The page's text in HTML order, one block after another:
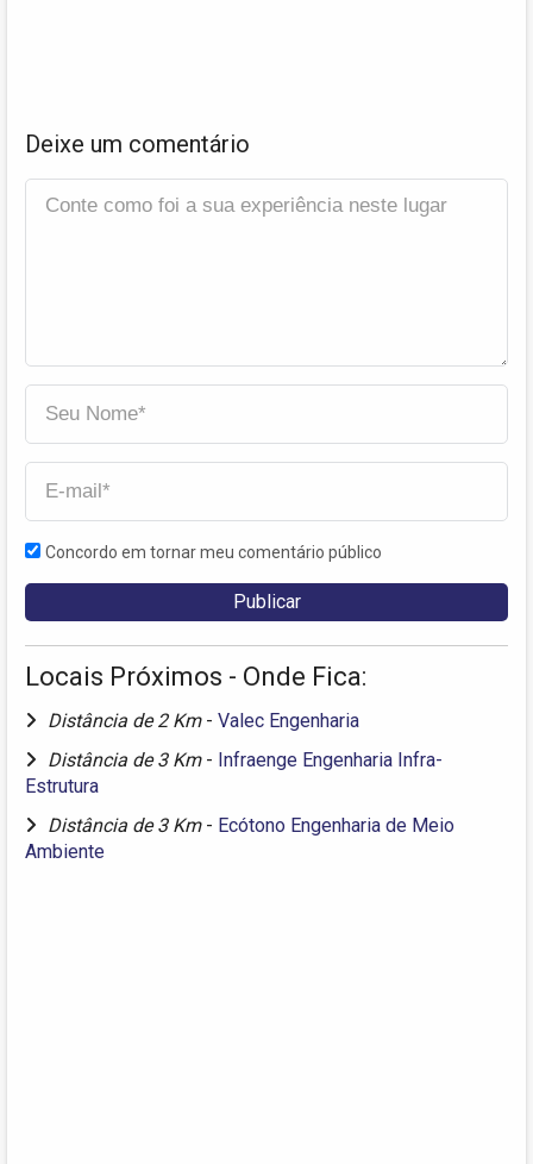
Deixe um comentário
Concordo em tornar meu comentário público
Locais Próximos - Onde Fica:
Distância de 2 Km - Valec Engenharia
Distância de 3 Km - Infraenge Engenharia Infra-
Estrutura
Distância de 3 Km - Ecótono Engenharia de Meio
Ambiente